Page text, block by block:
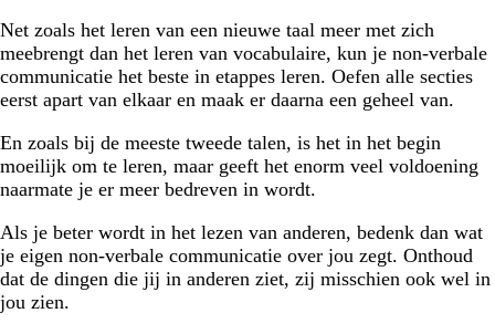
Net zoals het leren van een nieuwe taal meer met zich
meebrengt dan het leren van vocabulaire, kun je non-verbale
communicatie het beste in etappes leren. Oefen alle secties
eerst apart van elkaar en maak er daarna een geheel van.
En zoals bij de meeste tweede talen, is het in het begin
moeilijk om te leren, maar geeft het enorm veel voldoening
naarmate je er meer bedreven in wordt.
Als je beter wordt in het lezen van anderen, bedenk dan wat
je eigen non-verbale communicatie over jou zegt. Onthoud
dat de dingen die jij in anderen ziet, zij misschien ook wel in
jou zien.